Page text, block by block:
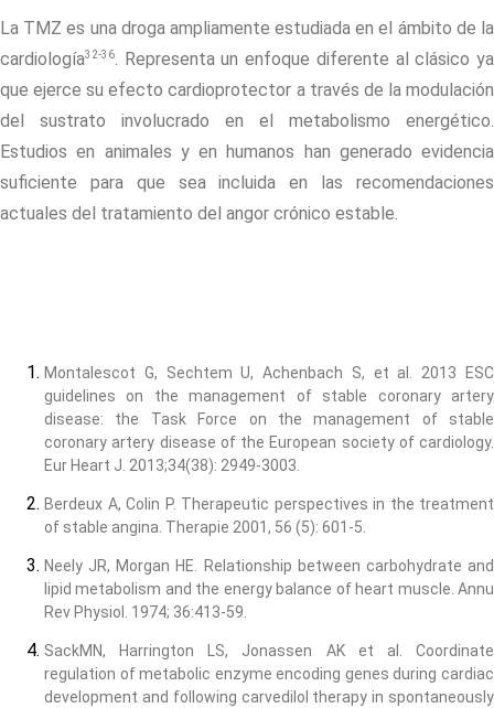
La TMZ es una droga ampliamente estudiada en el ámbito de la
cardiología32-36. Representa un enfoque diferente al clásico ya
que ejerce su efecto cardioprotector a través de la modulación
del sustrato involucrado en el metabolismo energético.
Estudios en animales y en humanos han generado evidencia
suficiente para que sea incluida en las recomendaciones
actuales del tratamiento del angor crónico estable.
Montalescot G, Sechtem U, Achenbach S, et al. 2013 ESC
guidelines on the management of stable coronary artery
disease: the Task Force on the management of stable
coronary artery disease of the European society of cardiology.
Eur Heart J. 2013;34(38): 2949-3003.
Berdeux A, Colin P. Therapeutic perspectives in the treatment
of stable angina. Therapie 2001, 56 (5): 601-5.
Neely JR, Morgan HE. Relationship between carbohydrate and
lipid metabolism and the energy balance of heart muscle. Annu
Rev Physiol. 1974; 36:413-59.
SackMN, Harrington LS, Jonassen AK et al. Coordinate
regulation of metabolic enzyme encoding genes during cardiac
development and following carvedilol therapy in spontaneously